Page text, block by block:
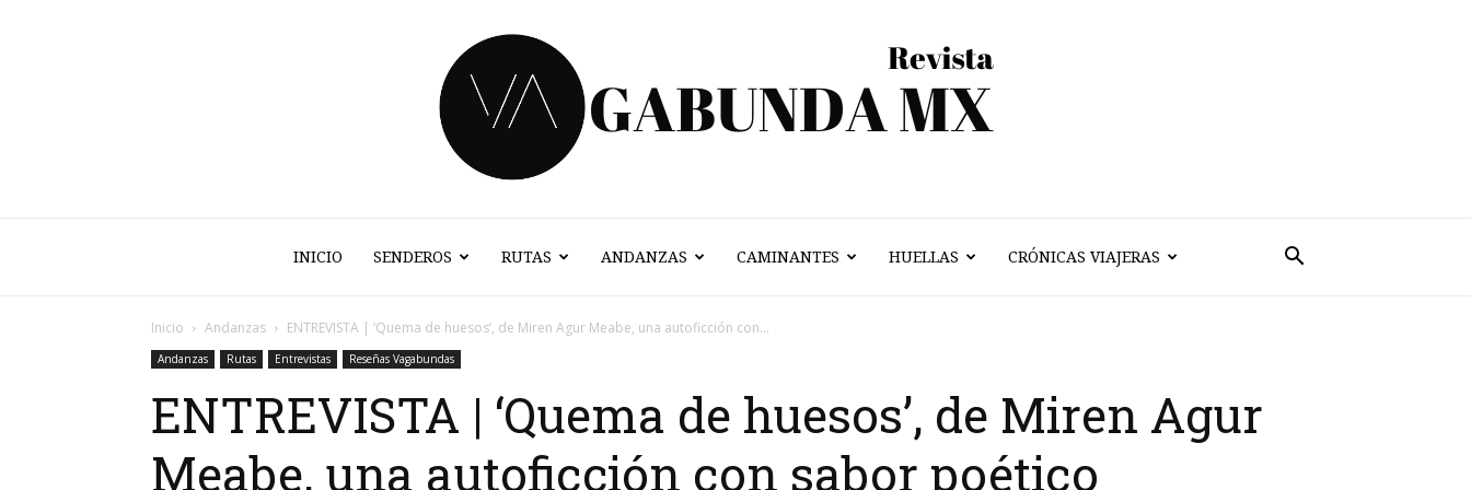
Vagabunda
Mx
INICIO SENDEROS RUTAS ANDANZAS CAMINANTES HUELLAS CRÓNICAS VIAJERAS
Inicio Andanzas ENTREVISTA | ‘Quema de huesos’, de Miren Agur Meabe, una autoficción con...
Andanzas Rutas Entrevistas Reseñas Vagabundas
ENTREVISTA | ‘Quema de huesos’, de Miren Agur
Meabe, una autoficción con sabor poético